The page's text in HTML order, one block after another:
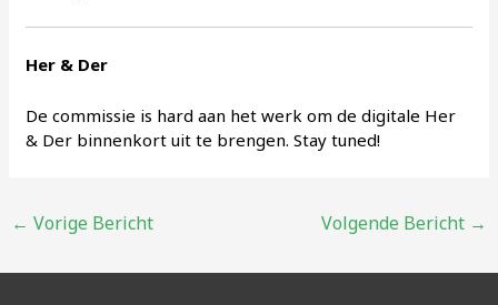
Her & Der
De commissie is hard aan het werk om de digitale Her
& Der binnenkort uit te brengen. Stay tuned!
Bericht
navigatie
← Vorige Bericht Volgende Bericht →